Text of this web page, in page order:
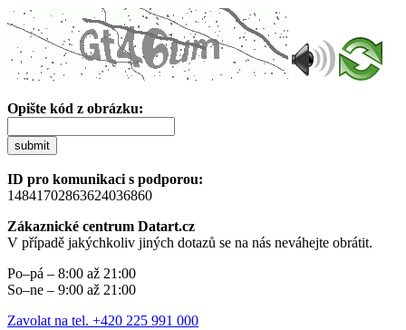
Opište kód z obrázku:
submit
ID pro komunikaci s podporou:
14841702863624036860
Zákaznické centrum Datart.cz
V případě jakýchkoliv jiných dotazů se na nás neváhejte obrátit.
Po–pá – 8:00 až 21:00
So–ne – 9:00 až 21:00
Zavolat na tel. +420 225 991 000